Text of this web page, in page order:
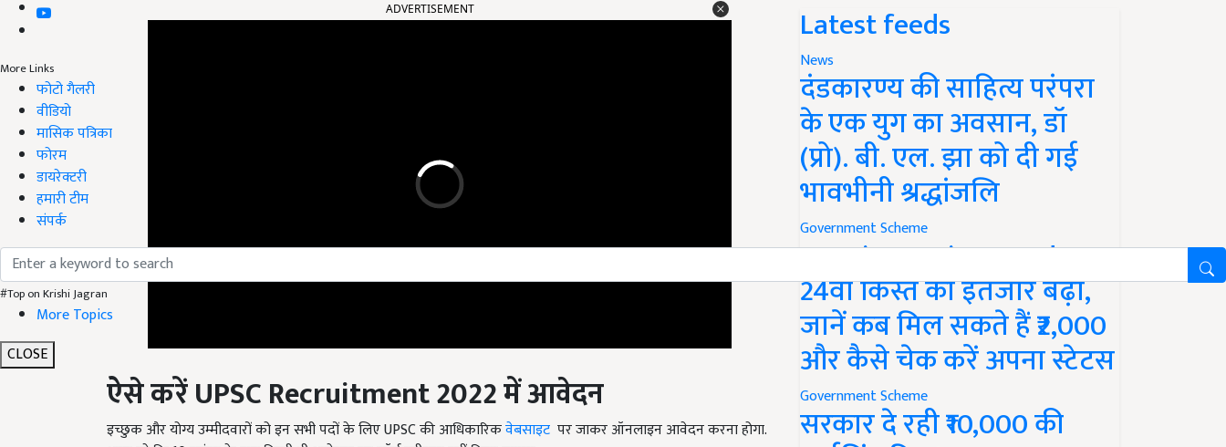
More Links
फोटो गैलरी
वीडियो
मासिक पत्रिका
फोरम
डायरेक्टरी
हमारी टीम
संपर्क
#Top on Krishi Jagran
More Topics
CLOSE
ADVERTISEMENT
ऐसे करेंUPSC Recruitment2022में आवेदन
इच्छुक और योग्य उम्मीदवारों को इन सभी पदों के लिए UPSC की आधिकारिकवेबसाइट पर जाकर ऑनलाइन आवेदन करना होगा.
Latest feeds
News
दंडकारण्य की साहित्य परंपरा
के एक युग का अवसान, डॉ
(प्रो). बी. एल. झा को दी गई
भावभीनी श्रद्धांजलि
Government Scheme
PM Kisan Yojana Update:
24वीं किस्त का इंतजार बढ़ा,
जानें कब मिल सकते हैं ₹2,000
और कैसे चेक करें अपना स्टेटस
Government Scheme
सरकार दे रही ₹10,000 की